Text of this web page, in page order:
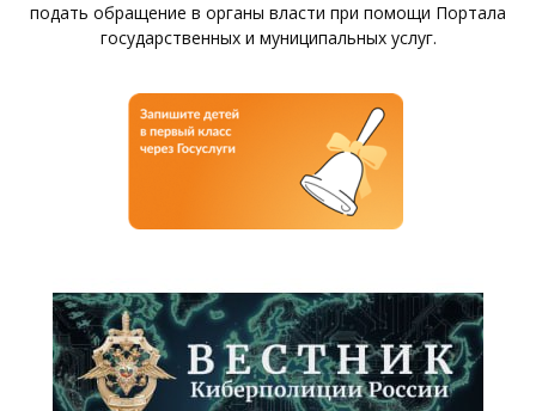
подать обращение в органы власти при помощи Портала
государственных и муниципальных услуг.